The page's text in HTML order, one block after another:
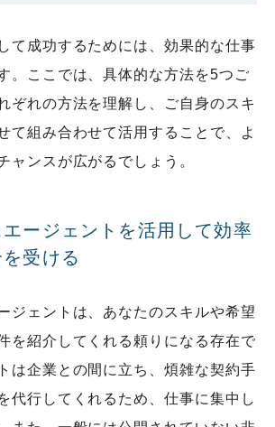
て成功するためには、効果的な仕事
。ここでは、具体的な方法を5つご
ぞれの方法を理解し、ご自身のスキ
て組み合わせて活用することで、よ
ャンスが広がるでしょう。
ージェントを活用して効率
受ける
ジェントは、あなたのスキルや希望
を紹介してくれる頼りになる存在で
は企業との間に立ち、煩雑な契約手
代行してくれるため、仕事に集中し